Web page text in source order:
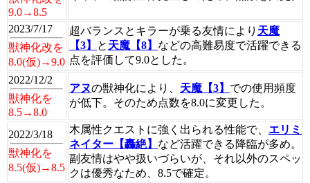
9.0→8.5
2023/7/17
獣神化改を
8.0(仮)→9.0
超バランスとキラーが乗る友情により 天魔
【3】
と 天魔【8】 などの高難易度で活躍できる
点を評価して9.0とした。
2022/12/2
獣神化を
8.5→8.0
アヌの獣神化により、 天魔【3】 での使用頻度
が低下。そのため点数を8.0に変更した。
2022/3/18
獣神化を
8.5(仮)→8.5
木属性クエストに強く出られる性能で、 エリミ
ネイター【轟絶】 など活躍できる降臨が多め。
副友情はやや扱いづらいが、それ以外のスペッ
クは優秀なため、8.5で確定。